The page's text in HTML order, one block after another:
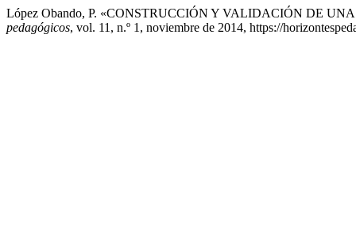
López Obando, P. «CONSTRUCCIÓN Y VALIDACIÓN DE
pedagógicos, vol. 11, n.º 1, noviembre de 2014, https://